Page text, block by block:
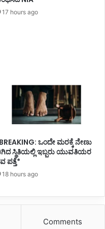
17 hours ago
ಒಂದೇ ಮರಕ್ಕೆ ನೇಣು
ಸ್ಥಿತಿಯಲ್ಲಿ ಇಬ್ಬರು ಯುವತಿಯರ
ಪತ್ತೆ*
18 hours ago
Comments